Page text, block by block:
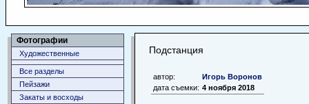
Фотографии
Художественные
Все разделы
Пейзажи
Закаты и восходы
Подстанция
автор:
Игорь Воронов
дата съемки: 4 ноября 2018